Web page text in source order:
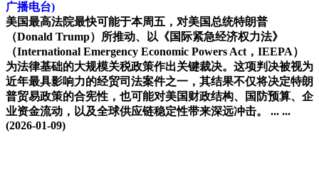
广播电台)
美国最高法院最快可能于本周五，对美国总统特朗普
（Donald Trump）所推动、以《国际紧急经济权力法》
（International Emergency Economic Powers Act，IEEPA）
为法律基础的大规模关税政策作出关键裁决。这项判决被视为
近年最具影响力的经贸司法案件之一，其结果不仅将决定特朗
普贸易政策的合宪性，也可能对美国财政结构、国防预算、企
业资金流动，以及全球供应链稳定性带来深远冲击。 ... ...
(2026-01-09)